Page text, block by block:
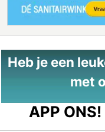
Heb je een
met
APP ONS!